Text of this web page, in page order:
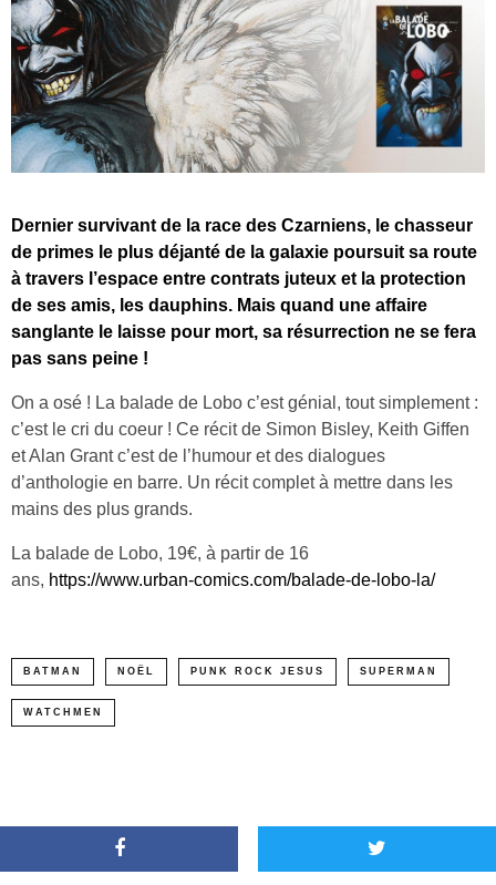
Dernier survivant de la race des Czarniens, le chasseur
de primes le plus déjanté de la galaxie poursuit sa route
à travers l’espace entre contrats juteux et la protection
de ses amis, les dauphins. Mais quand une affaire
sanglante le laisse pour mort, sa résurrection ne se fera
pas sans peine !
On a osé ! La balade de Lobo c’est génial, tout simplement :
c’est le cri du coeur ! Ce récit de Simon Bisley, Keith Giffen
et Alan Grant c’est de l’humour et des dialogues
d’anthologie en barre. Un récit complet à mettre dans les
mains des plus grands.
La balade de Lobo, 19€, à partir de 16
ans, https://www.urban-comics.com/balade-de-lobo-la/
BATMAN NOËL PUNK ROCK JESUS SUPERMAN
WATCHMEN